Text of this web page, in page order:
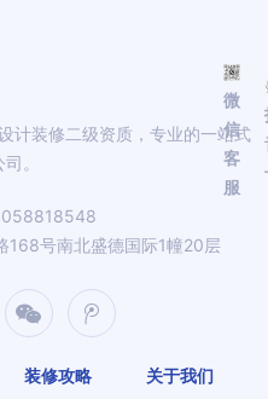
计装修二级资质，专业的一站式
。
168号南北盛德国际1幢20层
装修攻略 关于我们
微
信
客
服